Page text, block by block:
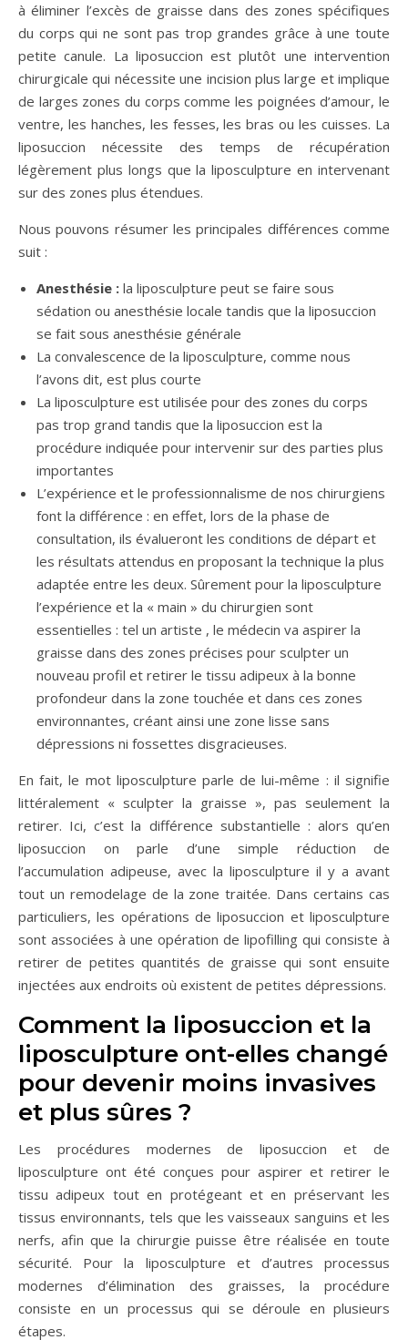
à éliminer l’excès de graisse dans des zones spécifiques
du corps qui ne sont pas trop grandes grâce à une toute
petite canule. La liposuccion est plutôt une intervention
chirurgicale qui nécessite une incision plus large et implique
de larges zones du corps comme les poignées d’amour, le
ventre, les hanches, les fesses, les bras ou les cuisses. La
liposuccion nécessite des temps de récupération
légèrement plus longs que la liposculpture en intervenant
sur des zones plus étendues.
Nous pouvons résumer les principales différences comme
suit :
Anesthésie : la liposculpture peut se faire sous
sédation ou anesthésie locale tandis que la liposuccion
se fait sous anesthésie générale
La convalescence de la liposculpture, comme nous
l’avons dit, est plus courte
La liposculpture est utilisée pour des zones du corps
pas trop grand tandis que la liposuccion est la
procédure indiquée pour intervenir sur des parties plus
importantes
L’expérience et le professionnalisme de nos chirurgiens
font la différence : en effet, lors de la phase de
consultation, ils évalueront les conditions de départ et
les résultats attendus en proposant la technique la plus
adaptée entre les deux. Sûrement pour la liposculpture
l’expérience et la « main » du chirurgien sont
essentielles : tel un artiste , le médecin va aspirer la
graisse dans des zones précises pour sculpter un
nouveau profil et retirer le tissu adipeux à la bonne
profondeur dans la zone touchée et dans ces zones
environnantes, créant ainsi une zone lisse sans
dépressions ni fossettes disgracieuses.
En fait, le mot liposculpture parle de lui-même : il signifie
littéralement « sculpter la graisse », pas seulement la
retirer. Ici, c’est la différence substantielle : alors qu’en
liposuccion on parle d’une simple réduction de
l’accumulation adipeuse, avec la liposculpture il y a avant
tout un remodelage de la zone traitée. Dans certains cas
particuliers, les opérations de liposuccion et liposculpture
sont associées à une opération de lipofilling qui consiste à
retirer de petites quantités de graisse qui sont ensuite
injectées aux endroits où existent de petites dépressions.
Comment la liposuccion et la
liposculpture ont-elles changé
pour devenir moins invasives
et plus sûres ?
Les procédures modernes de liposuccion et de
liposculpture ont été conçues pour aspirer et retirer le
tissu adipeux tout en protégeant et en préservant les
tissus environnants, tels que les vaisseaux sanguins et les
nerfs, afin que la chirurgie puisse être réalisée en toute
sécurité. Pour la liposculpture et d’autres processus
modernes d’élimination des graisses, la procédure
consiste en un processus qui se déroule en plusieurs
étapes.